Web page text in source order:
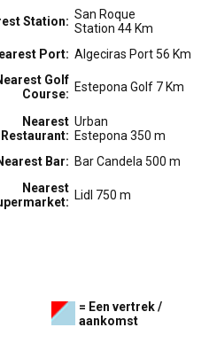
Station: San Roque
Station 44 Km
Port: Algeciras Port 56 Km
Golf
Course: Estepona Golf 7 Km
Nearest
Restaurant:
Urban
Estepona 350 m
Bar: Bar Candela 500 m
Nearest Lidl 750 m
= Een vertrek /
aankomst